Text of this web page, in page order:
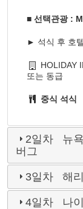
■ 선택관광 :
► 석식 후 호
HOLIDAY
또는 동급
중식 석식
2일차 뉴
버그
3일차 해
4일차 나